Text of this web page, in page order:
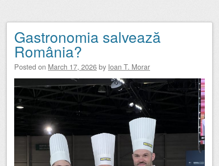
Gastronomia salvează
România?
Posted on March 17, 2026by Ioan T. Morar